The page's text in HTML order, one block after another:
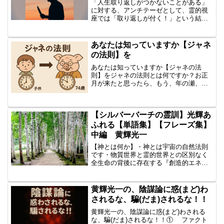
「人生取り返しがつかないことがある」
に対する、アンチテーゼとして、霊的視
座では「取り返しが付く！」という結論
た。すなわち、「人を殺したときは、も
う取り返しがつかない」です...
あなたは知っていますか【ジャネ
の法則】を
あなたは知っていますか【ジャネの法
則】をジャネの法則とは何ですか？お正
月が来たと思ったら、もう、年の瀬、う
流れの速さが身に沁みます…ということ
で。ChatGPT:ああ、...
【シルバーバーチの霊訓】光輝あ
ふれる【単語集】【フレーズ集】
中編 黄輝光一
【神とは何か】・神とは宇宙の自然法則
です・物質世界と霊的世界との区別なく
全生命の背後に存在する『創造的エネル
ご存じである」と教わっていますが、本
当ですか？信じられません...
黄輝光一の、陰謀論に惑(まど)わ
されるな、騙(だま)されるな！！
黄輝光一の、陰謀論に惑(まど)わされる
な、騙(だま)されるな！！① ファクト